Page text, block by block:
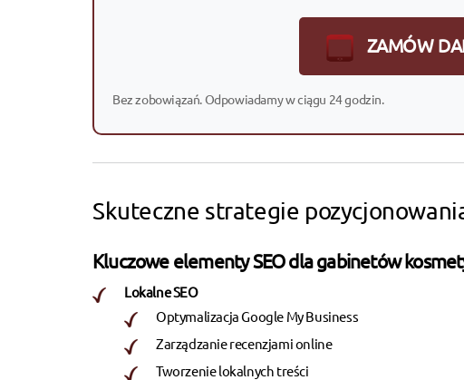
ZAMÓW
Bez zobowiązań. Odpowiadamy w ciągu 24 godzin.
Skuteczne strategie
Kluczowe elementy SEO dla gabinetów
Lokalne SEO
Optymalizacja Google My Business
Zarządzanie recenzjami online
Tworzenie lokalnych treści